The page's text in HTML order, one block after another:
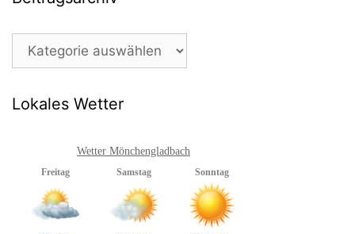
Beitragsarchiv
Lokales Wetter
Wetter Mönchengladbach